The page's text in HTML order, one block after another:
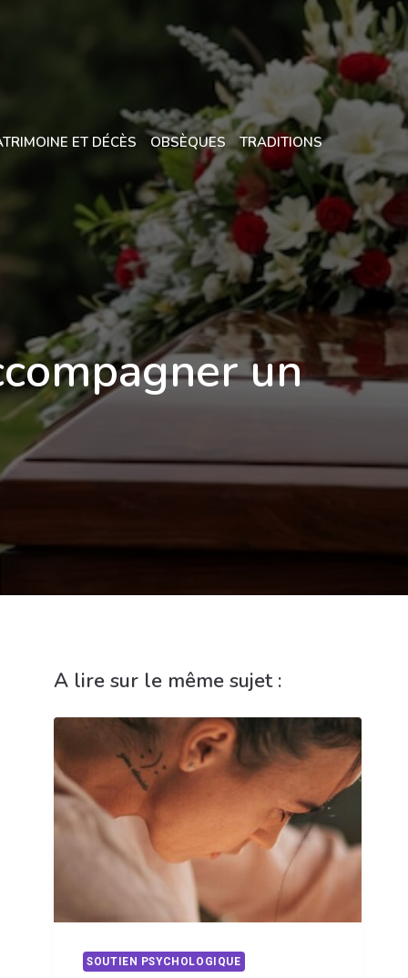
ET DÉCÈS OBSÈQUES TRADITIONS
un
A lire sur le même sujet :
SOUTIEN PSYCHOLOGIQUE